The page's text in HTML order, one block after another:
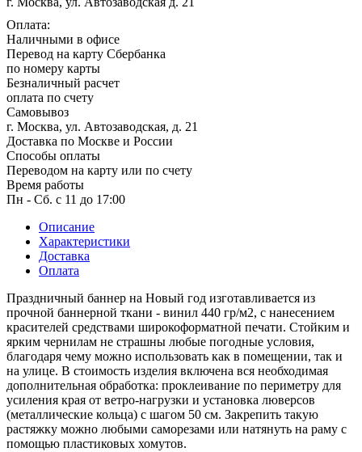
Оплата:
Наличными в офисе
Перевод на карту Сбербанка
по номеру карты
Безналичный расчет
оплата по счету
Самовывоз
г. Москва, ул. Автозаводская, д. 21
Доставка по Москве и России
Способы оплаты
Переводом на карту или по счету
Время работы
Пн - Сб. с 11 до 17:00
Описание
Характеристики
Доставка
Оплата
Праздничный баннер на Новый год изготавливается из
прочной баннерной ткани - винил 440 гр/м2, с нанесением
красителей средствами широкоформатной печати. Стойким и
ярким чернилам не страшны любые погодные условия,
благодаря чему можно использовать как в помещении, так и
на улице. В стоимость изделия включена вся необходимая
дополнительная обработка: проклеивание по периметру для
усиления края от ветро-нагрузки и установка люверсов
(металлические кольца) с шагом 50 см. Закрепить такую
растяжку можно любыми саморезами или натянуть на раму с
помощью пластиковых хомутов.